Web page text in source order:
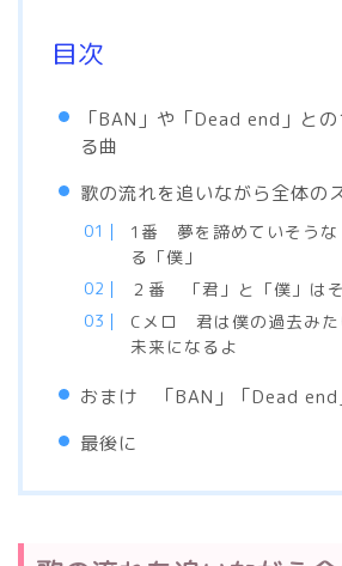
目次
「BAN」や「Dead end」と
る曲
歌の流れを追いながら全体の
1番 夢を諦めていそうな
る「僕」
２番 「君」と「僕」は
Cメロ 君は僕の過去み
未来になるよ
おまけ 「BAN」「Dead end
最後に